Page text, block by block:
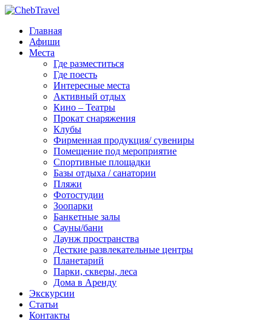
Главная
Афиши
Места
Где разместиться
Где поесть
Интересные места
Активный отдых
Кино – Театры
Прокат снаряжения
Клубы
Фирменная продукция/ сувениры
Помещение под мероприятие
Спортивные площадки
Базы отдыха / санатории
Пляжи
Фотостудии
Зоопарки
Банкетные залы
Сауны/бани
Лаунж пространства
Десткие развлекательные центры
Планетарий
Парки, скверы, леса
Дома в Аренду
Экскурсии
Статьи
Контакты